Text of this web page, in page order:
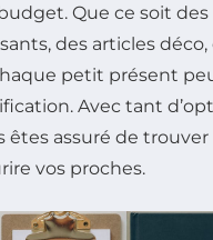
Que ce soit des
des articles déco,
petit présent
Avec tant
êtes assuré de trouver
vos proches.